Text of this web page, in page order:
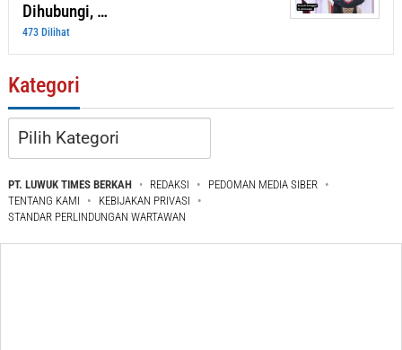
Dihubungi, …
473 Dilihat
Kategori
Kategori
PT. LUWUK TIMES BERKAH REDAKSI
PEDOMAN MEDIA SIBER
TENTANG KAMI
KEBIJAKAN PRIVASI
STANDAR PERLINDUNGAN WARTAWAN